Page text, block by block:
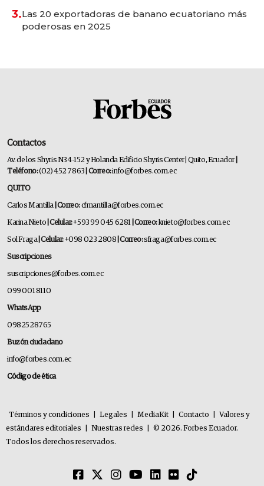
3.Las 20 exportadoras de banano ecuatoriano más
poderosas en 2025
Contactos
Av. de los Shyris N34-152 y Holanda Edificio Shyris Center | Quito, Ecuador
Teléfono:(02) 452 7863 | Correo:info@forbes.com.ec
QUITO
Carlos Mantilla | Correo:cfmantilla@forbes.com.ec
Karina Nieto | Celular:+593 99 045 6281 | Correo: knieto@forbes.com.ec
Sol Fraga | Celular:+098 023 2808 | Correo:sfraga@forbes.com.ec
Suscripciones
suscripciones@forbes.com.ec
099 001 8110
WhatsApp
0982528765
Buzón ciudadano
info@forbes.com.ec
Código de ética
Términos y condiciones Legales MediaKit Contacto
Valores y
estándares editoriales
Nuestras redes
© 2026. Forbes Ecuador.
Todos los derechos reservados.